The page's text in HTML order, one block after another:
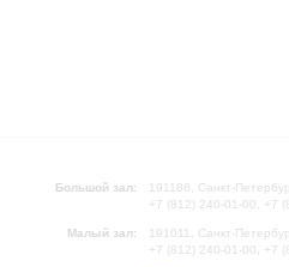
Большой зал:
191186, Санкт-
+7 (812) 240-01-00, +7
Малый зал:
191011, Санкт-
+7 (812) 240-01-00, +7